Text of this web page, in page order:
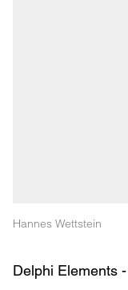
Hannes Wettstein
Delphi Elements